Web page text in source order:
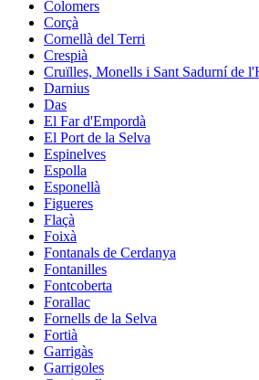
Colomers
Corçà
Cornellà del Terri
Crespià
Cruïlles, Monells i Sant Sadurní de
Darnius
Das
El Far d'Empordà
El Port de la Selva
Espinelves
Espolla
Esponellà
Figueres
Flaçà
Foixà
Fontanals de Cerdanya
Fontanilles
Fontcoberta
Forallac
Fornells de la Selva
Fortià
Garrigàs
Garrigoles